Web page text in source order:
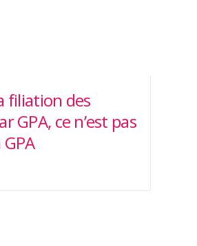
filiation des
GPA, ce n’est pas